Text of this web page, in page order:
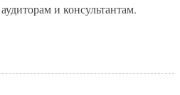
и консультантам.